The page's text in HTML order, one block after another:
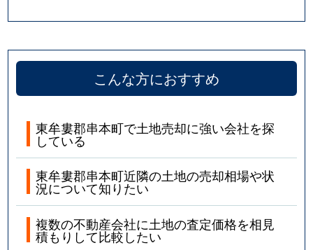
こんな方におすすめ
東牟婁郡串本町で土地売却に強い会社を探
している
東牟婁郡串本町近隣の土地の売却相場や状
況について知りたい
複数の不動産会社に土地の査定価格を相見
積もりして比較したい